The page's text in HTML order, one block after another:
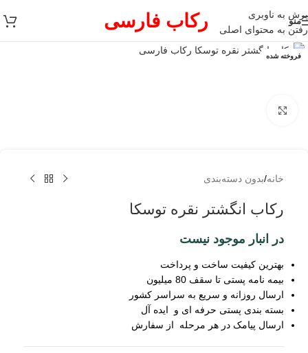
پرش به ناوبری
رفتن به محتوای اصلی
منو رکاب فارسی
فروخته شده
خانه/بدون دسته‌بندی
رکاب انگشتر نقره توسکا
در انبار موجود نیست
بهترین کیفیت ساخت و پرداخت
بیمه نامه پستی تا سقف 80 میلیون
ارسال روزانه و سریع به سراسر کشور
بسته بندی پستی حرفه ای و ایده آل
ارسال پیامک در هر مرحله از سفارش